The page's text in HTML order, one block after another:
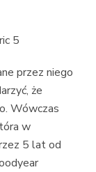
5
przez niego
że
Wówczas
w
5 lat od